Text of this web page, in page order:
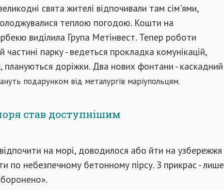
свята жителі відпочивали там сім'ями,
теплою погодою. Кошти на
виділила Група Метінвест. Тепер роботи
частині парку - ведеться прокладка комунікацій,
плануються доріжки. Два нових фонтани - каскадний
подарунком від металургів маріупольцям.
став доступнішим
на морі, доводилося або йти на узбережжя
по небезпечному бетонному пірсу. З прикрас - лише